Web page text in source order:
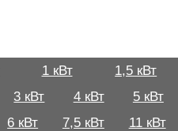
1 кВт
1,5 кВт
3 кВт 4 кВт
5 кВт
6 кВт 7,5 кВт
11 кВт